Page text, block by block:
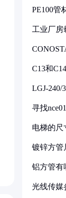
PE100管
工业厂房
C13和
LGJ-240/
寻找
电梯的尺
镀锌方管
铝方管有
光线传媒